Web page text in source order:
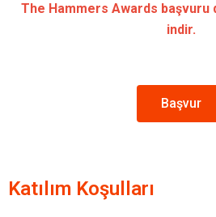
The Hammers Awards başvuru
indir.
Başvur
Katılım Koşulları